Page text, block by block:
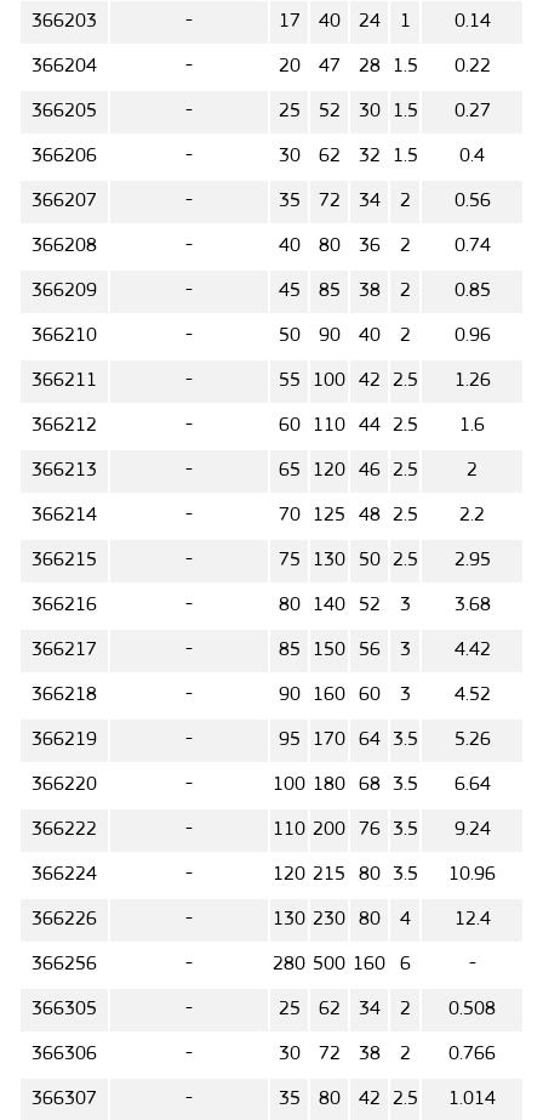
366203 - 17 40 24 1 0.14
366204 - 20 47 28 1.5 0.22
366205 - 25 52 30 1.5 0.27
366206 - 30 62 32 1.5 0.4
366207 - 35 72 34 2 0.56
366208 - 40 80 36 2 0.74
366209 - 45 85 38 2 0.85
366210 - 50 90 40 2 0.96
366211 - 55 100 42 2.5 1.26
366212 - 60 110 44 2.5 1.6
366213 - 65 120 46 2.5 2
366214 - 70 125 48 2.5 2.2
366215 - 75 130 50 2.5 2.95
366216 - 80 140 52 3 3.68
366217 - 85 150 56 3 4.42
366218 - 90 160 60 3 4.52
366219 - 95 170 64 3.5 5.26
366220 - 100 180 68 3.5 6.64
366222 - 110 200 76 3.5 9.24
366224 - 120 215 80 3.5 10.96
366226 - 130 230 80 4 12.4
366256 - 280 500 160 6 -
366305 - 25 62 34 2 0.508
366306 - 30 72 38 2 0.766
366307 - 35 80 42 2.5 1.014